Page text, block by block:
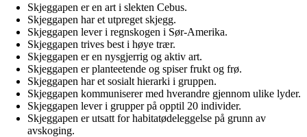
Skjeggapen er en art i slekten Cebus.
Skjeggapen har et utpreget skjegg.
Skjeggapen lever i regnskogen i Sør-Amerika.
Skjeggapen trives best i høye trær.
Skjeggapen er en nysgjerrig og aktiv art.
Skjeggapen er planteetende og spiser frukt og frø.
Skjeggapen har et sosialt hierarki i gruppen.
Skjeggapen kommuniserer med hverandre gjennom ulike lyder.
Skjeggapen lever i grupper på opptil 20 individer.
Skjeggapen er utsatt for habitatødeleggelse på grunn av
avskoging.